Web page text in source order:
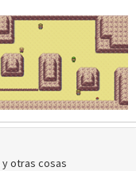
otras cosas